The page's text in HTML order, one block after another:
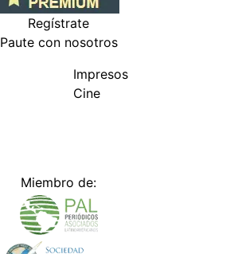
Regístrate
Paute con nosotros
Impresos
Cine
Miembro de: